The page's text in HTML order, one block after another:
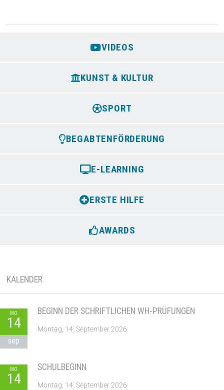
VIDEOS
KUNST & KULTUR
SPORT
BEGABTENFÖRDERUNG
E-LEARNING
ERSTE HILFE
AWARDS
KALENDER
MO
14
sep
BEGINN DER SCHRIFTLICHEN WH-PRÜFUNGEN
Montag, 14. September 2026
MO
14
SCHULBEGINN
Montag, 14. September 2026